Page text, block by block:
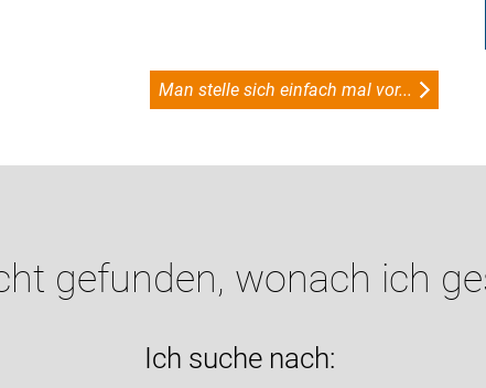
Man stelle sich einfach mal vor...
gefunden, wonach ich
Ich suche nach: